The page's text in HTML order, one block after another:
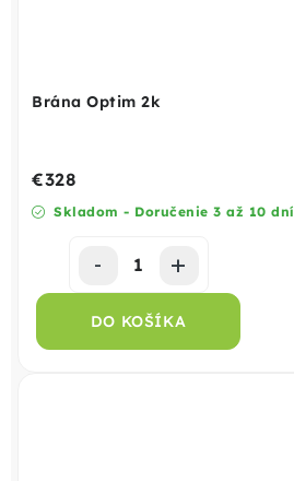
Brána Optim 2k
Skladom - Doručenie 3 až 10 dní
€328
DO KOŠÍKA